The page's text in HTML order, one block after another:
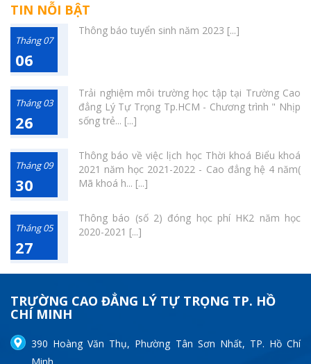
TIN NỖI BẬT
Tháng 07
06
Thông báo tuyển sinh năm 2023 [...]
Tháng 03
26
Trải nghiệm môi trường học tập tại Trường Cao
đẳng Lý Tự Trọng Tp.HCM - Chương trình " Nhịp
sống trẻ... [...]
Tháng 09
30
Thông báo về việc lịch học Thời khoá Biểu khoá
2021 năm học 2021-2022 - Cao đẳng hệ 4 năm(
Mã khoá h... [...]
Tháng 05
27
Thông báo (số 2) đóng học phí HK2 năm học
2020-2021 [...]
TRƯỜNG CAO ĐẲNG LÝ TỰ TRỌNG TP. HỒ
CHÍ MINH
390 Hoàng Văn Thụ, Phường Tân Sơn Nhất, TP. Hồ Chí